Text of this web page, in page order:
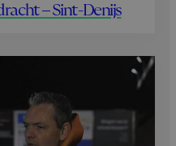
– Sint-Denijs